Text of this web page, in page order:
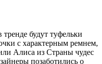
будут туфельки
с характерным ремнем,
Алиса из Страны чудес
позаботились о